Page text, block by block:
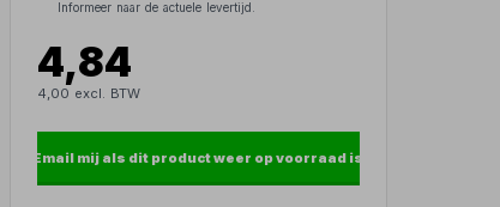
Informeer naar de actuele levertijd.
4,84
4,00 excl. BTW
Email mij als dit product weer op voorraad is